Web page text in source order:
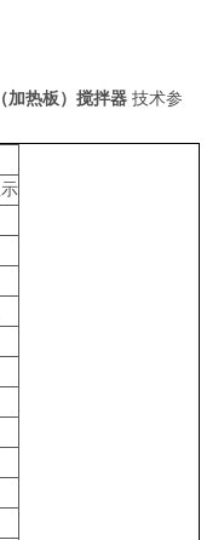
加热板）搅拌器 技术参